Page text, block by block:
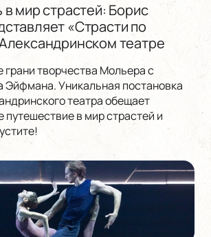
в мир страстей: Борис
«Страсти по
театре
грани творчества Мольера с
Эйфмана. Уникальная постановка
театра обещает
в мир страстей и